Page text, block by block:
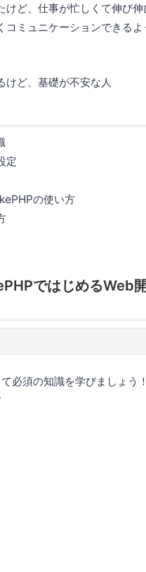
ど、仕事が忙しくて伸び
ミュニケーションできる
けど、基礎が不安な人
定
の使い方
ではじめるWeb
必須の知識を学びましょう